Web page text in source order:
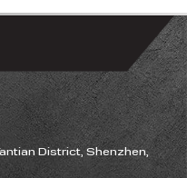
District, Shenzhen,